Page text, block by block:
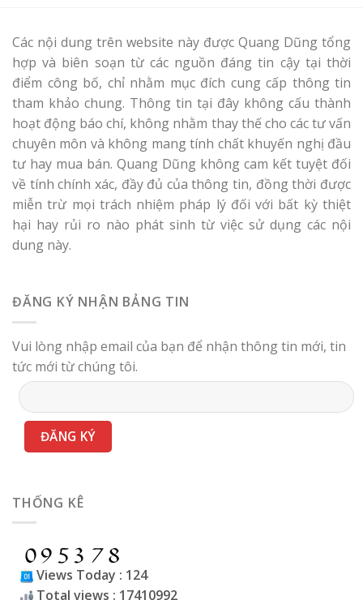
Các nội dung trên website này được Quang Dũng tổng
hợp và biên soạn từ các nguồn đáng tin cậy tại thời
điểm công bố, chỉ nhằm mục đích cung cấp thông tin
tham khảo chung. Thông tin tại đây không cấu thành
hoạt động báo chí, không nhằm thay thế cho các tư vấn
chuyên môn và không mang tính chất khuyến nghị đầu
tư hay mua bán. Quang Dũng không cam kết tuyệt đối
về tính chính xác, đầy đủ của thông tin, đồng thời được
miễn trừ mọi trách nhiệm pháp lý đối với bất kỳ thiệt
hại hay rủi ro nào phát sinh từ việc sử dụng các nội
dung này.
ĐĂNG KÝ NHẬN BẢNG TIN
Vui lòng nhập email của bạn để nhận thông tin mới, tin
tức mới từ chúng tôi.
THỐNG KÊ
Views Today : 124
Total views : 17410992